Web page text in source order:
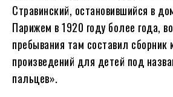
Стравинский, остановившийся в
Парижем в 1920 году более года,
пребывания там составил сборник
произведений для детей под
пальцев».